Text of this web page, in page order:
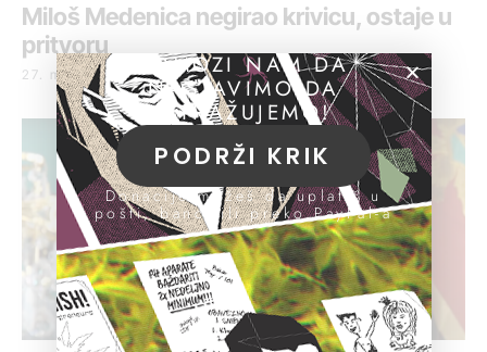
Miloš Medenica negirao krivicu, ostaje u
pritvoru
27. maj 2022.
POMOZI NAM DA
NASTAVIMO DA
ISTRAŽUJEMO!
PODRŽI KRIK
Donacije možeš da uplatiš u
pošti, banci ili preko PayPal-a